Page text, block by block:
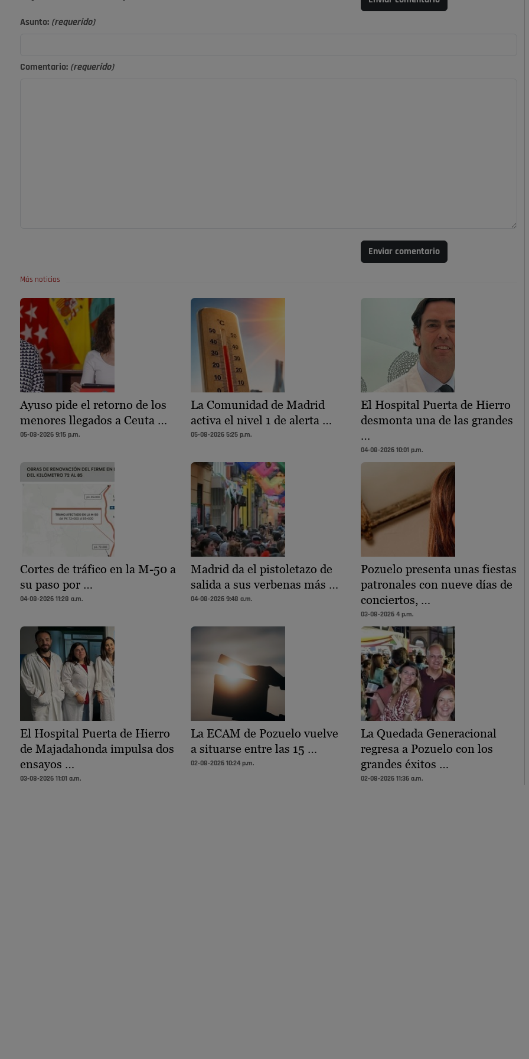
Asunto: (requerido)
Comentario: (requerido)
Enviar comentario
Más noticias
Ayuso pide el retorno de los
menores llegados a Ceuta …
05-08-2026 9:15 p.m.
La Comunidad de Madrid
activa el nivel 1 de alerta …
05-08-2026 5:25 p.m.
El Hospital Puerta de Hierro
desmonta una de las grandes
…
04-08-2026 10:01 p.m.
Cortes de tráfico en la M-50 a
su paso por …
04-08-2026 11:28 a.m.
Madrid da el pistoletazo de
salida a sus verbenas más …
04-08-2026 9:48 a.m.
Pozuelo presenta unas fiestas
patronales con nueve días de
conciertos, …
03-08-2026 4 p.m.
El Hospital Puerta de Hierro
de Majadahonda impulsa dos
ensayos …
03-08-2026 11:01 a.m.
La ECAM de Pozuelo vuelve
a situarse entre las 15 …
02-08-2026 10:24 p.m.
La Quedada Generacional
regresa a Pozuelo con los
grandes éxitos …
02-08-2026 11:36 a.m.